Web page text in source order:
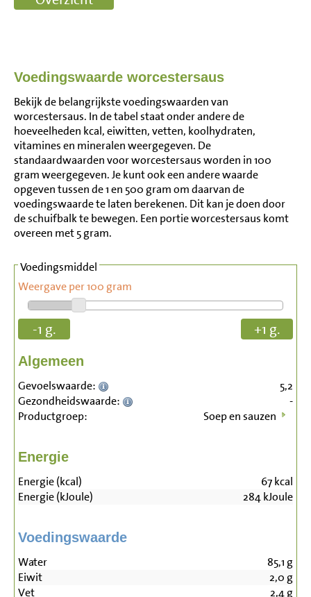
Voedingswaarde worcestersaus
Bekijk de belangrijkste voedingswaarden van
worcestersaus. In de tabel staat onder andere de
hoeveelheden kcal, eiwitten, vetten, koolhydraten,
vitamines en mineralen weergegeven. De
standaardwaarden voor worcestersaus worden in 100
gram weergegeven. Je kunt ook een andere waarde
opgeven tussen de 1 en 500 gram om daarvan de
voedingswaarde te laten berekenen. Dit kan je doen door
de schuifbalk te bewegen. Een portie worcestersaus komt
overeen met 5 gram.
Voedingsmiddel
Weergave per 100 gram
-1 g. +1 g.
Algemeen
Gevoelswaarde:
5,2
Gezondheidswaarde:
-
Productgroep:
Soep en sauzen
Energie
Energie (kcal) 67kcal
Energie (kJoule)
284kJoule
Voedingswaarde
Water 85,1 g
Eiwit
2,0 g
Vet
2,4g